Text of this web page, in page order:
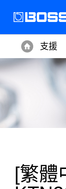
Home
支援
[繁體